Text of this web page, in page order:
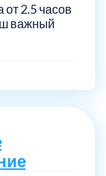
2.5 часов
важный